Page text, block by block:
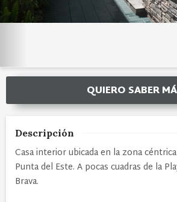
QUIERO SABER
Descripción
Casa interior ubicada en la zona
Punta del Este. A pocas cuadras de la
Brava.